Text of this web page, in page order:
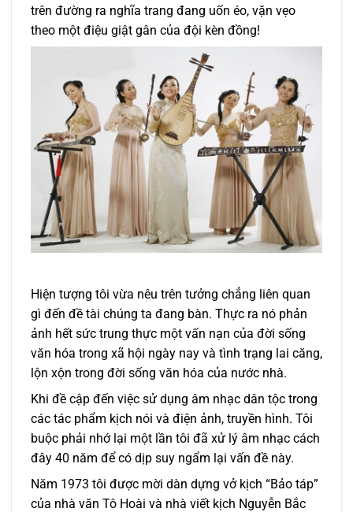
trên đường ra nghĩa trang đang uốn éo, vặn vẹo
theo một điệu giật gân của đội kèn đồng!
Hiện tượng tôi vừa nêu trên tưởng chẳng liên quan
gì đến đề tài chúng ta đang bàn. Thực ra nó phản
ảnh hết sức trung thực một vấn nạn của đời sống
văn hóa trong xã hội ngày nay và tình trạng lai căng,
lộn xộn trong đời sống văn hóa của nước nhà.
Khi đề cập đến việc sử dụng âm nhạc dân tộc trong
các tác phẩm kịch nói và điện ảnh, truyền hình. Tôi
buộc phải nhớ lại một lần tôi đã xử lý âm nhạc cách
đây 40 năm để có dịp suy ngẩm lại vấn đề này.
Năm 1973 tôi được mời dàn dựng vở kịch “Bảo táp”
của nhà văn Tô Hoài và nhà viết kịch Nguyễn Bắc